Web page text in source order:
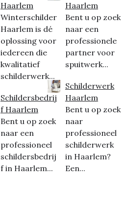
Haarlem
Winterschilder
Haarlem is dé
oplossing voor
iedereen die
kwalitatief
schilderwerk...
Schildersbedrij
f Haarlem
Bent u op zoek
naar een
professioneel
schildersbedrij
f in Haarlem...
Haarlem
Bent u op zoek
naar een
professionele
partner voor
spuitwerk...
Schilderwerk
Haarlem
Bent u op zoek
naar
professioneel
schilderwerk
in Haarlem?
Een...